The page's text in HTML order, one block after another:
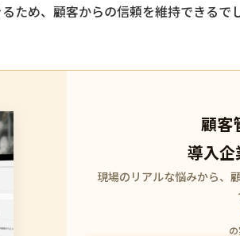
ため、顧客からの信頼を維持できるで
顧客
導入
現場のリアルな悩みから、